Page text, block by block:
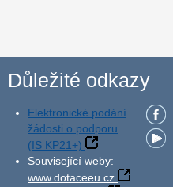
Důležité odkazy
Elektronické podání
žádosti o podporu
(IS KP21+)
Související weby:
www.dotaceeu.cz